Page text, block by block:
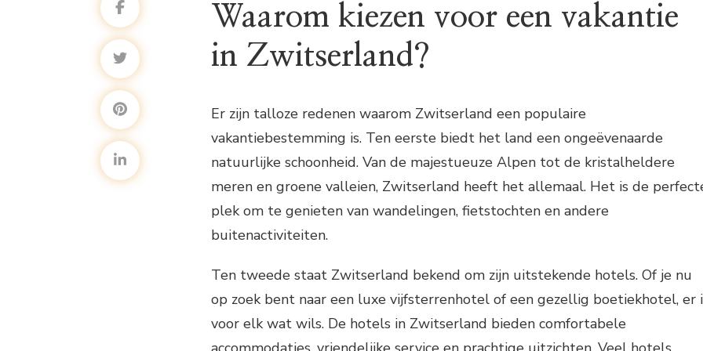
Waarom kiezen voor een vakantie
in Zwitserland?
Er zijn talloze redenen waarom Zwitserland een populaire
vakantiebestemming is. Ten eerste biedt het land een ongeëvenaarde
natuurlijke schoonheid. Van de majestueuze Alpen tot de kristalheldere
meren en groene valleien, Zwitserland heeft het allemaal. Het is de
plek om te genieten van wandelingen, fietstochten en andere
buitenactiviteiten.
Ten tweede staat Zwitserland bekend om zijn uitstekende hotels. Of je nu
op zoek bent naar een luxe vijfsterrenhotel of een gezellig boetiekhotel, er
voor elk wat wils. De hotels in Zwitserland bieden comfortabele